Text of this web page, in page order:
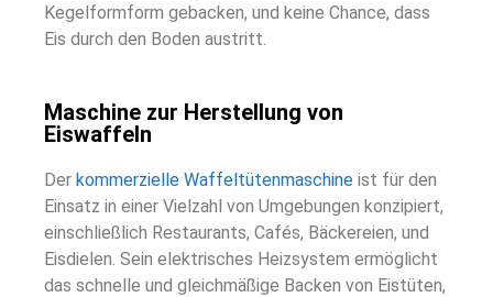
Kegelformform gebacken, und keine Chance, dass
Eis durch den Boden austritt.
Maschine zur Herstellung von
Eiswaffeln
Der kommerzielle Waffeltütenmaschine ist für den
Einsatz in einer Vielzahl von Umgebungen konzipiert,
einschließlich Restaurants, Cafés, Bäckereien, und
Eisdielen. Sein elektrisches Heizsystem ermöglicht
das schnelle und gleichmäßige Backen von Eistüten,